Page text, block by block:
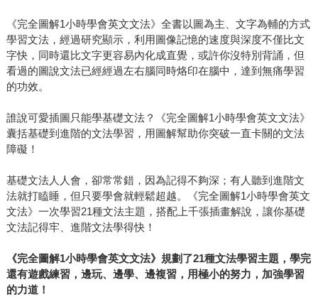
《完全圖解1小時學會英文文法》全書以圖為主、文字為輔的方式
學習文法，經過研究顯示，利用圖像記憶的速度與深度不僅比文
字快，同時還比文字更容易內化成直覺，或許你沒特別背誦，但
看過的圖說文法已經經過左右腦同時烙印在腦中，達到無痛學習
的功效。
誰說可愛插圖只能學基礎文法？《完全圖解1小時學會英文文法》
囊括基礎到進階的文法學習，用圖解幫助你突破一直卡關的文法
障礙！
基礎文法人人會，卻常常錯，因為記得不夠深；有人聽到進階文
法就打瞌睡，但只要學會就輕鬆超越。《完全圖解1小時學會英文
文法》一次學習21種文法主題，搭配上千張插畫解說，讓你基礎
文法記得牢、進階文法學得快！
《完全圖解1小時學會英文文法》規劃了21種文法學習主題，學完
還有遊戲練習，邊玩、邊學、邊複習，用極小的努力，加強學習
的力道！